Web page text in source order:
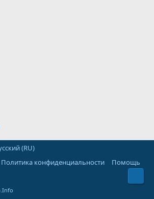
(RU)
Политика конфиденциальности
Помощь